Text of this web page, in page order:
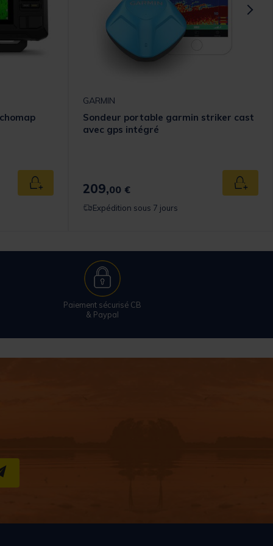
Ajouter au panier
GARMIN
Sondeur portable garmin striker cast
avec gps intégré
209,00 € Ajouter
Expédition sous 7 jours
Paiement sécurisé CB
& Paypal
S''INSCRIRE